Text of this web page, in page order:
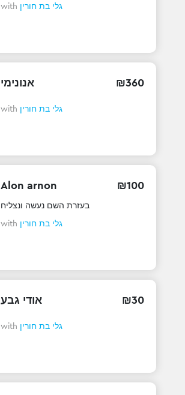
with גלי בת חורין
אנונימי ₪360
with גלי בת חורין
Alon arnon ₪100
בעזרת השם נעשה ונצליח
with גלי בת חורין
אודי גבע ₪30
with גלי בת חורין